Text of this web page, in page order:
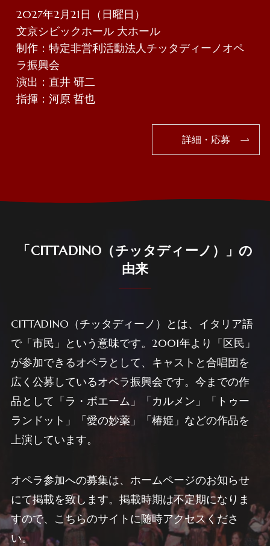
2027年2月21日（日曜日）
文京シビックホール 大ホール
制作：特定非営利活動法人チッタディーノオペ
ラ振興会
演出：直井 研二
指揮：河原 哲也
詳細・応募
「CITTADINO（チッタディーノ）」の
由来
CITTADINO（チッタディーノ）とは、イタリア語
で「市民」という意味です。2001年より「区民」
が参加できるオペラとして、キャストと合唱団を
広く公募しているオペラ振興会です。今までの作
品として「ラ・ボエーム」「カルメン」「トゥー
ランドット」「愛の妙薬」「椿姫」などの作品を
上演しています。
オペラ参加への募集は、ホームページのお知らせ
にて掲載を致します。掲載時期は不定期になりま
すので、こちらのサイトに随時アクセスくださ
い。